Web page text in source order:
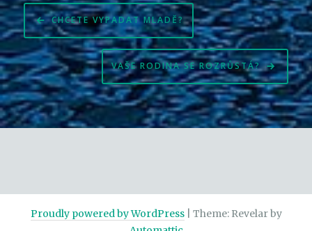
Navigace
pro
příspěvek
CHCETE VYPADAT MLADĚ?
VAŠE RODINA SE ROZRŮSTÁ?
Proudly powered by WordPress
Theme: Revelar by